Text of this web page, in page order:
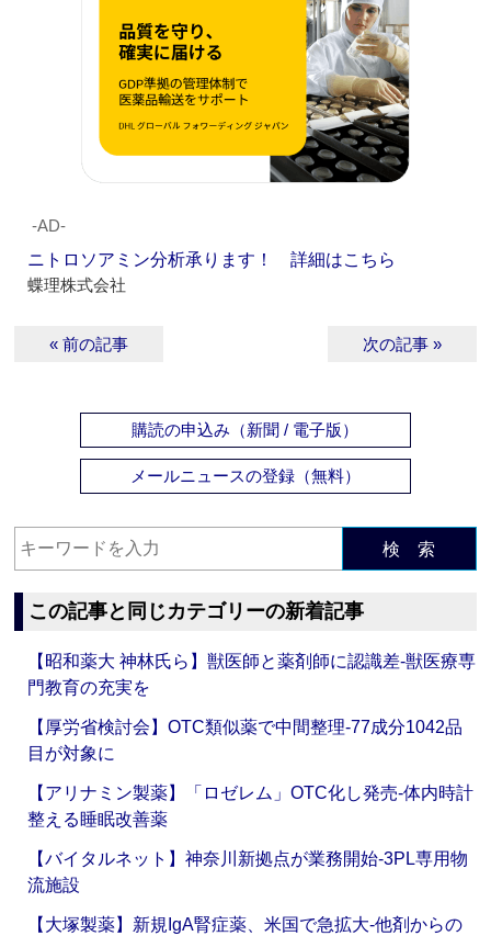
‐AD‐
ニトロソアミン分析承ります！ 詳細はこちら
蝶理株式会社
« 前の記事 次の記事 »
購読の申込み（新聞 / 電子版）
メールニュースの登録（無料）
検 索
この記事と同じカテゴリーの新着記事
【昭和薬大 神林氏ら】獣医師と薬剤師に認識差‐獣医療専
門教育の充実を
【厚労省検討会】OTC類似薬で中間整理‐77成分1042品
目が対象に
【アリナミン製薬】「ロゼレム」OTC化し発売‐体内時計
整える睡眠改善薬
【バイタルネット】神奈川新拠点が業務開始‐3PL専用物
流施設
【大塚製薬】新規IgA腎症薬、米国で急拡大‐他剤からの